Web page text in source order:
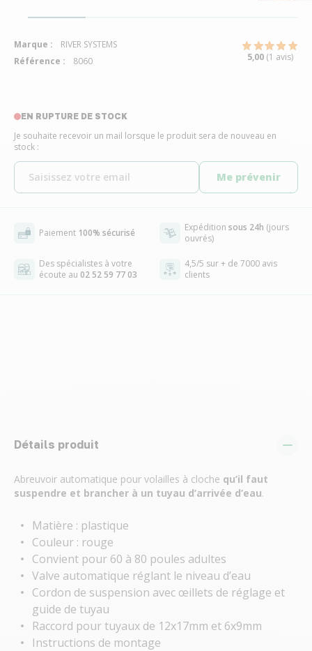
EN RUPTURE DE STOCK
Je souhaite recevoir un mail lorsque le produit sera de nouveau en
stock :
Me prévenir
Paiement 100% sécurisé Expédition sous 24h (jours
ouvrés)
Des spécialistes à votre
écoute au 02 52 59 77 03
4,5/5 sur + de 7000 avis
clients
Détails produit
Abreuvoir automatique pour volailles à cloche qu’il faut
suspendre et brancher à un tuyau d’arrivée d’eau.
Matière : plastique
Couleur : rouge
Convient pour 60 à 80 poules adultes
Valve automatique réglant le niveau d’eau
Cordon de suspension avec œillets de réglage et
guide de tuyau
Raccord pour tuyaux de 12x17mm et 6x9mm
Instructions de montage
Marque :
RIVER SYSTEMS
Référence :
8060 5,00 (1 avis)